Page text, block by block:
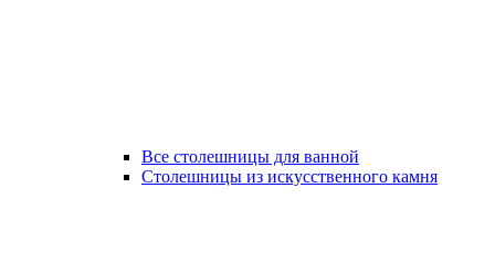
Все столешницы для ванной
Столешницы из искусственного камня